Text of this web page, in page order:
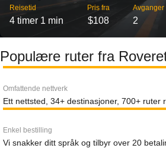
Reisetid
4 timer 1 min
Pris fra
$108
Avganger
2
Populære ruter fra
Omfattende nettverk
Ett nettsted, 34+ destinasjoner, 700+ ruter
Enkel bestilling
Vi snakker ditt språk og tilbyr over 20